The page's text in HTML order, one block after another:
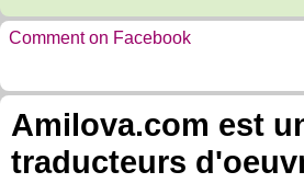
Comment on Facebook
Amilova.com est
traducteurs